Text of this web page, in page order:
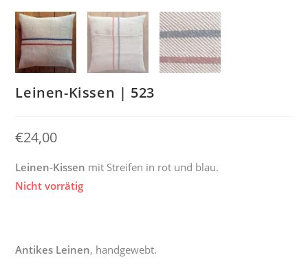
Leinen-Kissen | 523
€24,00
Leinen-Kissen mit Streifen in rot und blau.
Nicht vorrätig
Antikes Leinen, handgewebt.